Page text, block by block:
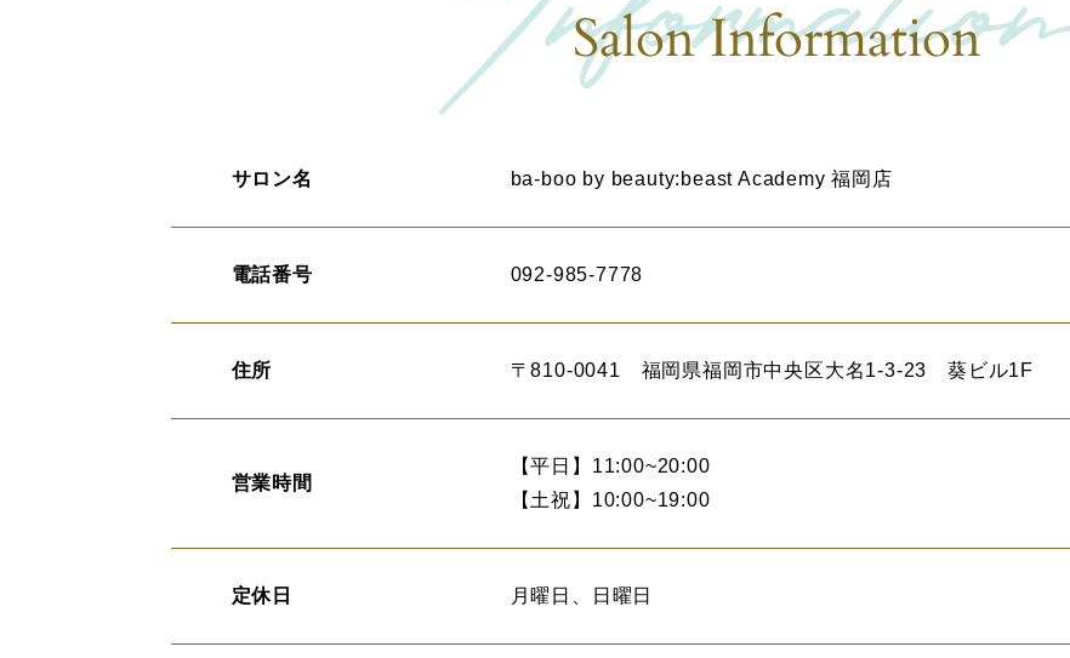
Salon Information
サロン名 ba-boo by beauty:beast Academy 福岡店
電話番号 092-985-7778
住所 〒810-0041 福岡県福岡市中央区大名1-3-23 葵ビル1F
営業時間
【平日】11:00~20:00
【土祝】10:00~19:00
定休日 月曜日、日曜日